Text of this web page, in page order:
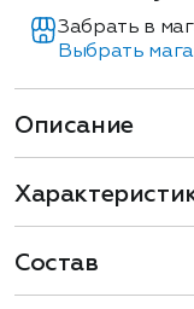
Забрать в
Выбрать
Описание
Состав